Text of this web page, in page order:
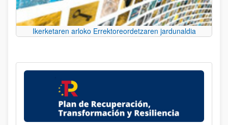
Ikerketaren arloko Errektoreordetzaren jardunaldia